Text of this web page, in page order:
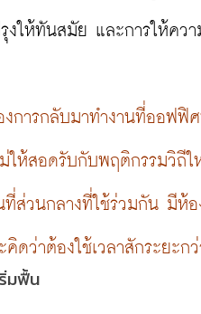
รุงให้ทันสมัย และการให้
การกลับมาทำงานที่ออฟฟิ
ให้สอดรับกับพฤติกรรมวิถี
ที่ส่วนกลางที่ใช้ร่วมกัน มี
ดว่าต้องใช้เวลาสักระยะก
มฟื้น